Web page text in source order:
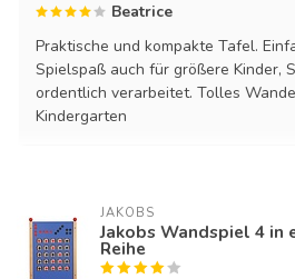
Beatrice
Praktische und kompakte Tafel.
Spielspaß auch für größere Kinder,
ordentlich verarbeitet. Tolles
Kindergarten
JAKOBS
Jakobs Wandspiel 4 in
Reihe